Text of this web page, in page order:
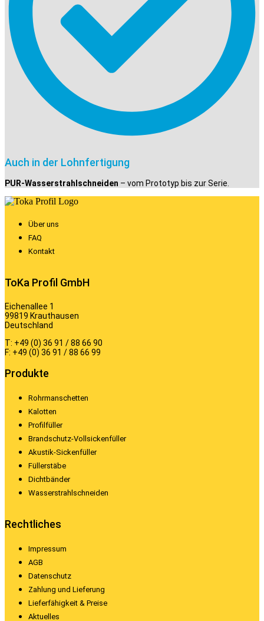
Auch in der Lohnfertigung
PUR-Wasserstrahlschneiden – vom Prototyp bis zur Serie.
Über uns
FAQ
Kontakt
ToKa Profil GmbH
Eichenallee 1
99819 Krauthausen
Deutschland
T: +49 (0) 36 91 / 88 66 90
F: +49 (0) 36 91 / 88 66 99
Produkte
Rohrmanschetten
Kalotten
Profilfüller
Brandschutz-Vollsickenfüller
Akustik-Sickenfüller
Füllerstäbe
Dichtbänder
Wasserstrahlschneiden
Rechtliches
Impressum
AGB
Datenschutz
Zahlung und Lieferung
Lieferfähigkeit & Preise
Aktuelles